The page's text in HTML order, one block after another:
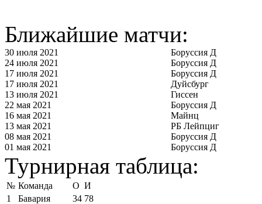
Ближайшие матчи:
30 июля 2021
Боруссия Д
24 июля 2021
Боруссия Д
17 июля 2021
Боруссия Д
17 июля 2021
Дуйсбург
13 июля 2021
Гиссен
22 мая 2021
Боруссия Д
16 мая 2021
Майнц
13 мая 2021
РБ Лейпциг
08 мая 2021
Боруссия Д
01 мая 2021
Боруссия Д
Турнирная таблица:
№ Команда О И
1
Бавария 34 78